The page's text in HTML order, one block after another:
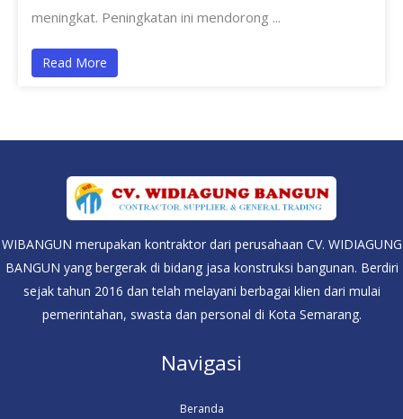
meningkat. Peningkatan ini mendorong ...
Read More
WIBANGUN merupakan kontraktor dari perusahaan CV. WIDIAGUNG
BANGUN yang bergerak di bidang jasa konstruksi bangunan. Berdiri
sejak tahun 2016 dan telah melayani berbagai klien dari mulai
pemerintahan, swasta dan personal di Kota Semarang.
Navigasi
Beranda